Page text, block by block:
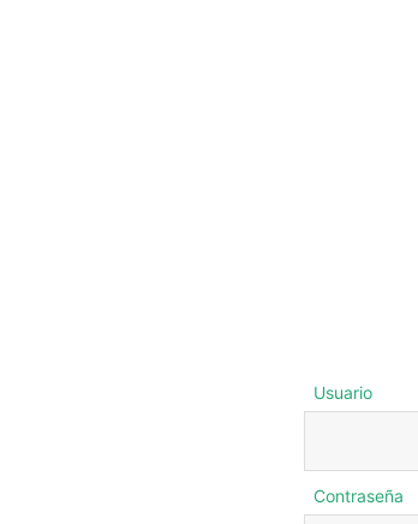
Usuario
Contraseña